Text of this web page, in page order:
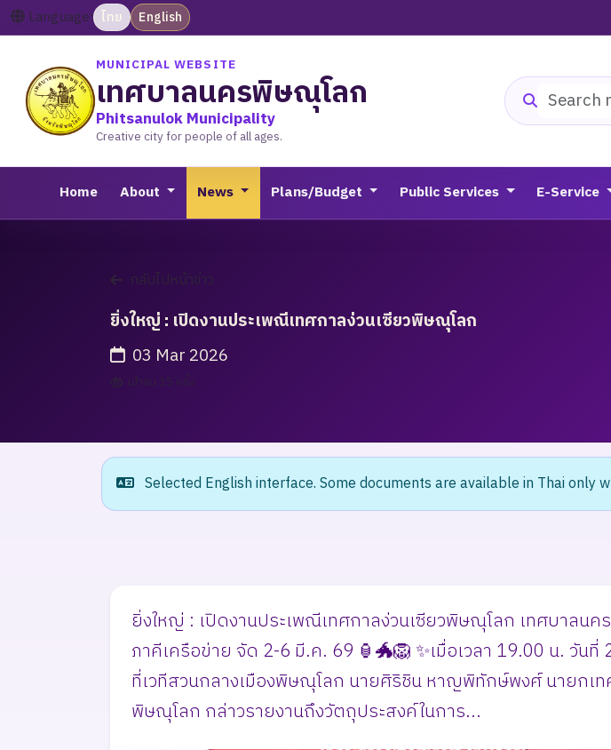
Language: ไทย English
MUNICIPAL WEBSITE
เทศบาลนครพิษณุโลก
Phitsanulok Municipality
Creative city for people of all ages.
Search
Home About News Plans/Budget Public Services E-Service
กลับไปหน้าข่าว
ยิ่งใหญ่ : เปิดงานประเพณีเทศกาลง่วนเซียวพิษณุโลก
03 Mar 2026
เข้าชม 35 ครั้ง
Selected English interface. Some documents are available in Thai only
ยิ่งใหญ่ : เปิดงานประเพณีเทศกาลง่วนเซียวพิษณุโลก เทศบาลน
ภาคีเครือข่าย จัด 2-6 มี.ค. 69 🏮🐲🦁 ✨เมื่อเวลา 19.00 น. วันที่
ที่เวทีสวนกลางเมืองพิษณุโลก นายศิริชิน หาญพิทักษ์พงศ์ นายกเ
พิษณุโลก กล่าวรายงานถึงวัตถุประสงค์ในการ...